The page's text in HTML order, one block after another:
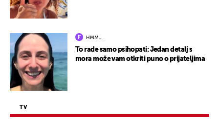
HMM…
To rade samo psihopati: Jedan detalj s
mora može vam otkriti puno o prijateljima
TV